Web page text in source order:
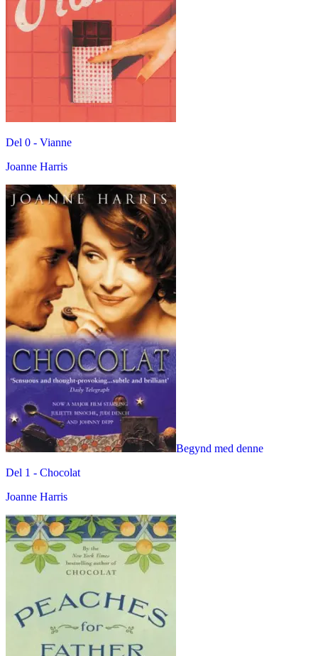
Del 0 - Vianne
Joanne Harris
Begynd med denne
Del 1 - Chocolat
Joanne Harris